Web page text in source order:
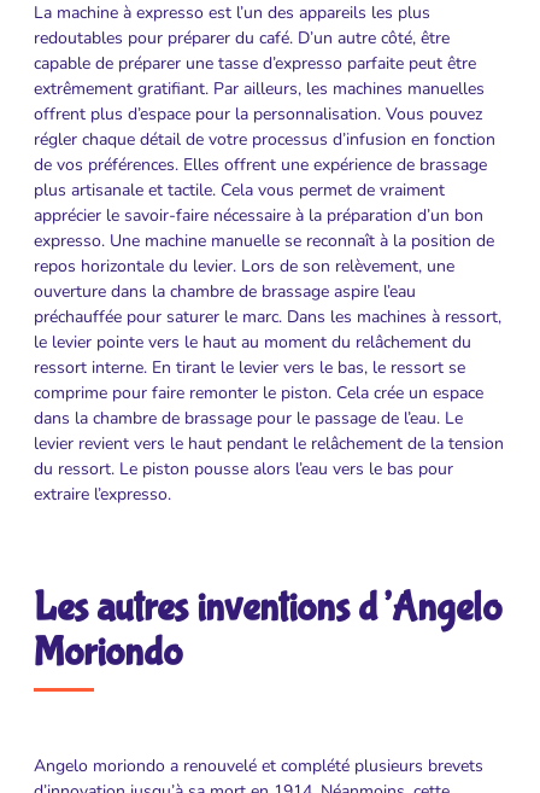
La machine à expresso est l’un des appareils les plus
redoutables pour préparer du café. D’un autre côté, être
capable de préparer une tasse d’expresso parfaite peut être
extrêmement gratifiant. Par ailleurs, les machines manuelles
offrent plus d’espace pour la personnalisation. Vous pouvez
régler chaque détail de votre processus d’infusion en fonction
de vos préférences. Elles offrent une expérience de brassage
plus artisanale et tactile. Cela vous permet de vraiment
apprécier le savoir-faire nécessaire à la préparation d’un bon
expresso. Une machine manuelle se reconnaît à la position de
repos horizontale du levier. Lors de son relèvement, une
ouverture dans la chambre de brassage aspire l’eau
préchauffée pour saturer le marc. Dans les machines à ressort,
le levier pointe vers le haut au moment du relâchement du
ressort interne. En tirant le levier vers le bas, le ressort se
comprime pour faire remonter le piston. Cela crée un espace
dans la chambre de brassage pour le passage de l’eau. Le
levier revient vers le haut pendant le relâchement de la tension
du ressort. Le piston pousse alors l’eau vers le bas pour
extraire l’expresso.
Les autres inventions d’Angelo
Moriondo
Angelo moriondo a renouvelé et complété plusieurs brevets